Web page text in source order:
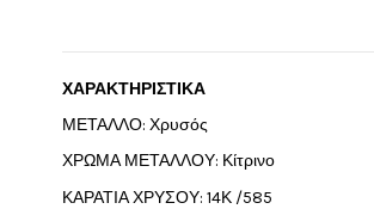
ΧΑΡΑΚΤΗΡΙΣΤΙΚΑ
ΜΕΤΑΛΛΟ: Χρυσός
ΧΡΩΜΑ ΜΕΤΑΛΛΟΥ: Κίτρινο
ΚΑΡΑΤΙΑ ΧΡΥΣΟΥ: 14Κ /585